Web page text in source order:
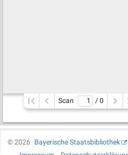
Scan / 0
©2026
Bayerische Staatsbibliothek